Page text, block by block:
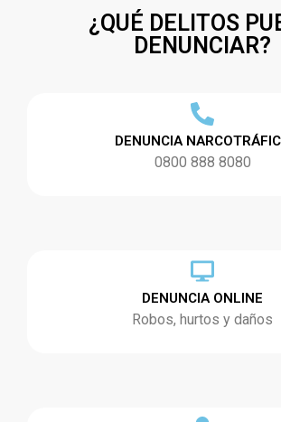
¿QUÉ DELITOS
DENUNCIAR?
DENUNCIA
0800 888 8080
DENUNCIA ONLINE
Robos, hurtos y daños